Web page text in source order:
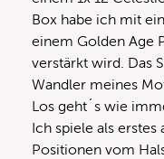
Box habe ich mit
einem Golden Age
verstärkt wird. Das
Wandler meines
Los geht´s wie
Ich spiele als
Positionen vom